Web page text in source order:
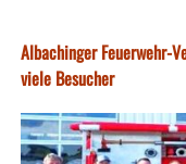
Albachinger Feuerwehr-
viele Besucher